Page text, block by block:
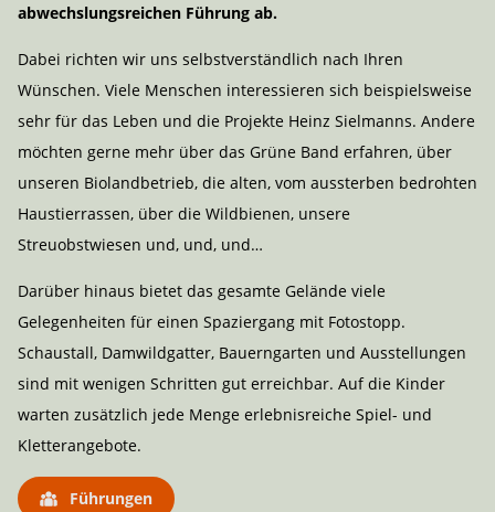
abwechslungsreichen Führung ab.
Dabei richten wir uns selbstverständlich nach Ihren
Wünschen. Viele Menschen interessieren sich beispielsweise
sehr für das Leben und die Projekte Heinz Sielmanns. Andere
möchten gerne mehr über das Grüne Band erfahren, über
unseren Biolandbetrieb, die alten, vom aussterben bedrohten
Haustierrassen, über die Wildbienen, unsere
Streuobstwiesen und, und, und…
Darüber hinaus bietet das gesamte Gelände viele
Gelegenheiten für einen Spaziergang mit Fotostopp.
Schaustall, Damwildgatter, Bauerngarten und Ausstellungen
sind mit wenigen Schritten gut erreichbar. Auf die Kinder
warten zusätzlich jede Menge erlebnisreiche Spiel- und
Kletterangebote.
Führungen